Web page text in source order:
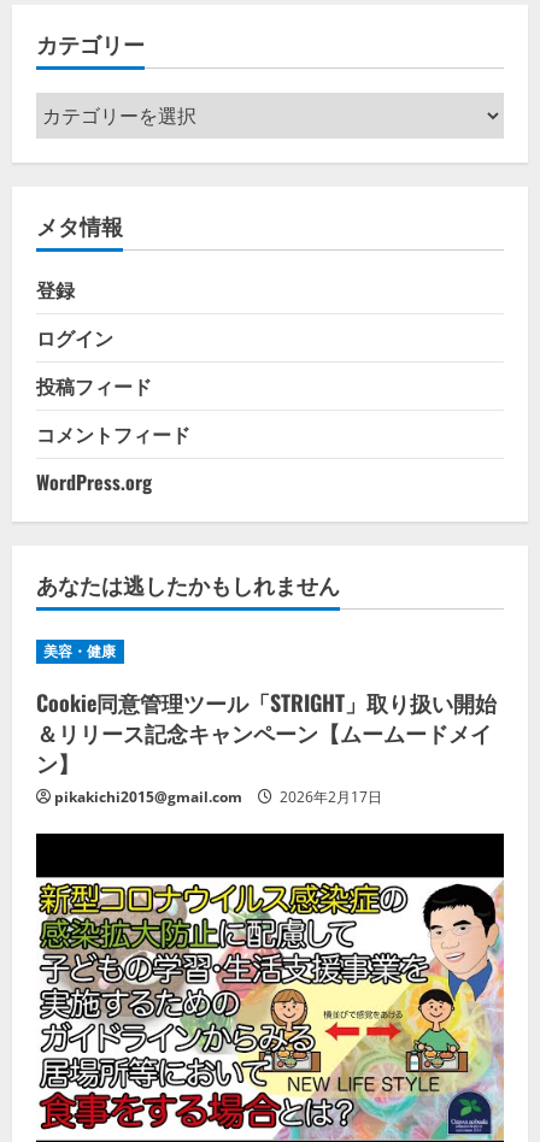
ブ
カテゴリー
カ
テ
ゴ
ー
メタ情報
登録
ログイン
投稿フィード
コメントフィード
WordPress.org
あなたは逃したかもしれません
美容・健康
Cookie同意管理ツール「STRIGHT」取り扱い開始
＆リリース記念キャンペーン【ムームードメイ
ン】
pikakichi2015@gmail.com 2026年2月17日